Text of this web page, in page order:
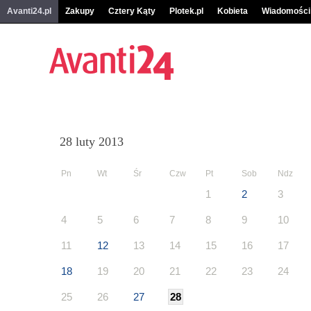
Avanti24.pl Zakupy Cztery Kąty Plotek.pl Kobieta Wiadomości
28 luty 2013
Pn Wt Śr Czw Pt Sob Ndz
1 2 3
4 5 6 7 8 9 10
11 12 13 14 15 16 17
18 19 20 21 22 23 24
25 26 27 28